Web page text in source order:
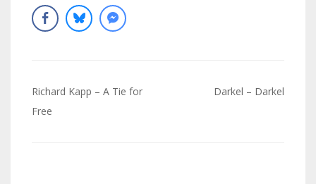
Navigation
de
Richard Kapp – A Tie for
Free
Darkel – Darkel